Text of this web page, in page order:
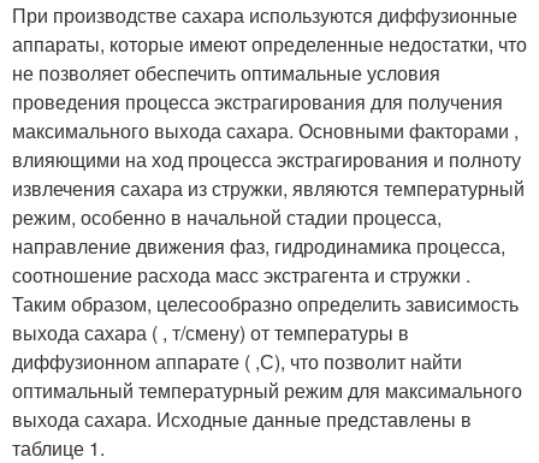
При производстве сахара используются диффузионные
аппараты, которые имеют определенные недостатки, что
не позволяет обеспечить оптимальные условия
проведения процесса экстрагирования для получения
максимального выхода сахара. Основными факторами ,
влияющими на ход процесса экстрагирования и полноту
извлечения сахара из стружки, являются температурный
режим, особенно в начальной стадии процесса,
направление движения фаз, гидродинамика процесса,
соотношение расхода масс экстрагента и стружки .
Таким образом, целесообразно определить зависимость
выхода сахара ( , т/смену) от температуры в
диффузионном аппарате ( ,С), что позволит найти
оптимальный температурный режим для максимального
выхода сахара. Исходные данные представлены в
таблице 1.